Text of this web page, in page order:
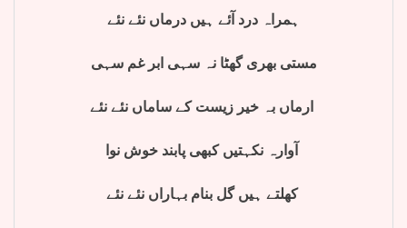
ہمراہ درد آئے ہیں درماں نئے نئے
مستی بھری گھٹا نہ سہی ابر غم سہی
کھلتے ہیں گل بنام بہاراں نئے نئے